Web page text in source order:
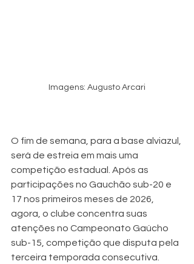
Imagens: Augusto Arcari
O fim de semana, para a base alviazul,
será de estreia em mais uma
competição estadual. Após as
participações no Gauchão sub-20 e
17 nos primeiros meses de 2026,
agora, o clube concentra suas
atenções no Campeonato Gaúcho
sub-15, competição que disputa pela
terceira temporada consecutiva.